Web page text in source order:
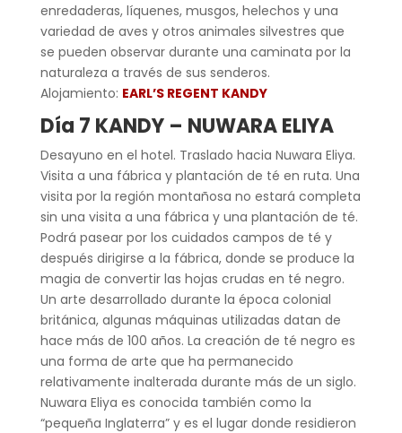
enredaderas, líquenes, musgos, helechos y una
variedad de aves y otros animales silvestres que
se pueden observar durante una caminata por la
naturaleza a través de sus senderos.
Alojamiento: EARL’S REGENT KANDY
Día 7 KANDY – NUWARA ELIYA
Desayuno en el hotel. Traslado hacia Nuwara Eliya.
Visita a una fábrica y plantación de té en ruta. Una
visita por la región montañosa no estará completa
sin una visita a una fábrica y una plantación de té.
Podrá pasear por los cuidados campos de té y
después dirigirse a la fábrica, donde se produce la
magia de convertir las hojas crudas en té negro.
Un arte desarrollado durante la época colonial
británica, algunas máquinas utilizadas datan de
hace más de 100 años. La creación de té negro es
una forma de arte que ha permanecido
relativamente inalterada durante más de un siglo.
Nuwara Eliya es conocida también como la
“pequeña Inglaterra” y es el lugar donde residieron